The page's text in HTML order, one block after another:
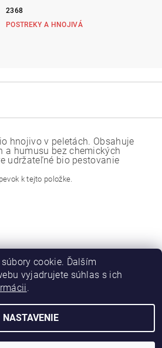
2368
POSTREKY A HNOJIVÁ
hnojivo v peletách. Obsahuje
a humusu bez chemických
udržateľné bio pestovanie
k tejto položke.
hadíc
diely na traktory Zetor, všetky práva vyhradené
cookie. Ďalším
vyjadrujete súhlas s ich
.
NASTAVENIE